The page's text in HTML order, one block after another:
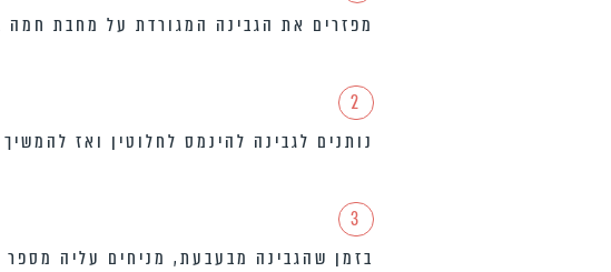
מפזרים את הגבינה המגורדת על מחבת
2
נותנים לגבינה להינמס לחלוטין ואז
3
בזמן שהגבינה מבעבעת, מניחים עליה מספר